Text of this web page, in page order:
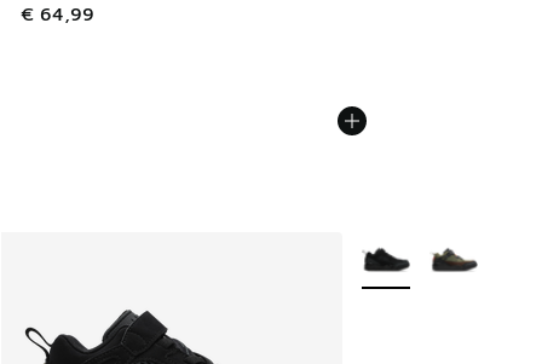
€ 64,99
Meer kleuren